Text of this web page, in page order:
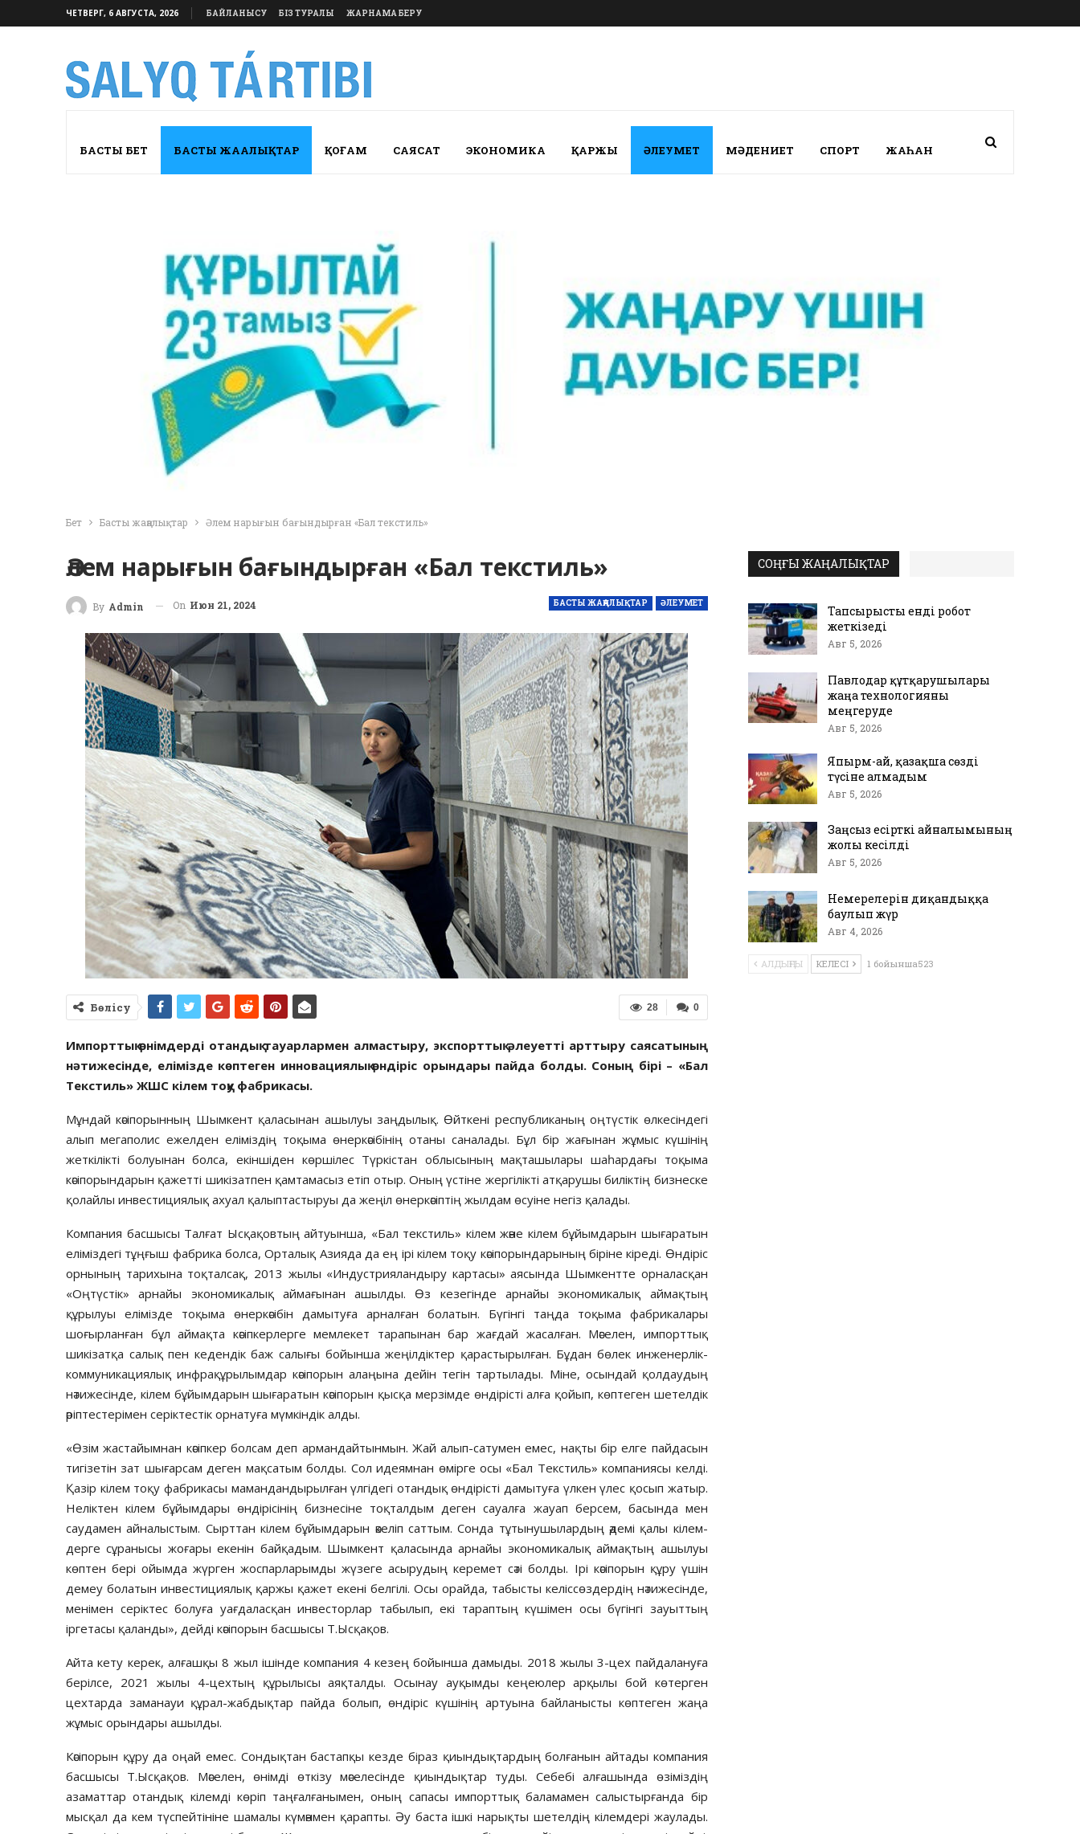
ЧЕТВЕРГ, 6 АВГУСТА, 2026 БАЙЛАНЫСУ БІЗ ТУРАЛЫ ЖАРНАМА БЕРУ
БАСТЫ БЕТ БАСТЫ ЖАҢАЛЫҚТАР ҚОҒАМ САЯСАТ ЭКОНОМИКА ҚАРЖЫ ӘЛЕУМЕТ МӘДЕНИЕТ СПОРТ ЖАҺАН
Бет Басты жаңалықтар Әлем нарығын бағындырған «Бал текстиль»
Әлем нарығын бағындырған «Бал текстиль»
БАСТЫ ЖАҢАЛЫҚТАР ӘЛЕУМЕТ
By Admin On Июн 21, 2024
0
28
Бөлісу
Импорттық өнімдерді отандық тауарлармен алмастыру, экспорт­тық әлеуетті арттыру саясатының
нәтижесінде, елі­мізде көптеген инно­вациялық өндіріс орындары пайда бол­ды. Соның бірі – «Бал
Текстиль» ЖШС кілем тоқу фабрикасы.
Мұндай кәсіпорынның Шымкент қаласынан ашылуы заң­ды­лық. Өйткені республиканың оңтүстік өлкесіндегі
алып мегаполис ежелден еліміздің тоқыма өнеркәсібінің отаны­ сана­лады. Бұл бір жағынан жұмыс күшінің
жеткілікті болуы­­нан болса, екіншіден көршілес Түркістан облысының мақ­та­­­шылары шаһардағы тоқыма
кәсіпорындарын қажетті шикі­затпен қамтамасыз етіп отыр. Оның үстіне жергілікті атқа­рушы биліктің бизнеске
қолайлы инвестициялық ахуал қалып­тас­тыруы да жеңіл өнеркәсіптің жылдам өсуіне негіз қалады.
Компания басшысы Тал­ғат­ Ысқақовтың айтуын­ша, «Бал текстиль» кілем және кілем бұйымдарын шыға­ра­тын
еліміздегі тұңғыш фабрика болса, Орталық Азияда да ең ірі кілем тоқу кәсіпорындарының біріне кіреді. Өндіріс
орнының тарихына тоқталсақ, 2013 жылы «Индустрияландыру картасы» аясында Шымкентте орналасқан
«Оңтүстік» арнайы экономикалық аймағынан ашылды. Өз кезегінде арнайы экономикалық аймақтың
құрылуы елімізде тоқыма өнер­кә­сібін дамытуға арналған болатын. Бүгінгі таңда тоқыма фабрикалары
шоғырланған бұл аймақта кәсіпкерлерге мемлекет тарапынан бар жағдай жасалған. Мәселен, импорттық
шикізатқа салық пен кедендік баж салығы бойынша жеңілдіктер қарастырылған. Бұдан бөлек инженерлік-
коммуникация­лық инфрақұрылымдар кәсіпорын алаңына дейін тегін тартылады. Міне, осындай қолдаудың
нәтижесінде, кілем бұйымдарын шығаратын кәсіпорын қысқа мерзімде өндірісті алға қойып, көптеген шетелдік
әріптестерімен серіктестік орнатуға мүмкіндік алды.
«Өзім жастайымнан кәсіпкер болсам деп армандайтынмын. Жай алып-сатумен емес, нақты бір елге пайдасын
тигізетін зат шығарсам деген мақсатым болды. Сол идеям­нан өмірге осы «Бал Текстиль» компаниясы келді.
Қазір кілем тоқу фабрикасы маман­дандырылған үлгідегі отандық өнді­рісті дамытуға үлкен үлес қосып жатыр.
Неліктен кілем бұйымдары өндірісінің бизнесіне тоқталдым деген сауалға жауап берсем, басында мен
саудамен айналыстым. Сырттан кілем бұйымдарын әкеліп саттым. Сонда тұтынушылардың әдемі қалы кілем­
дерге сұранысы жоғары екенін байқадым. Шымкент қаласында арнайы экономикалық аймақтың ашылуы
көптен бері ойымда жүр­ген жос­парларымды жүзеге асыру­дың керемет сәті болды. Ірі кәсіп­орын құру үшін
демеу болатын инвес­­тиция­лық қаржы қажет екені белгілі. Осы орайда, табысты келіс­сөз­дердің нәтижесінде,
мені­мен серік­­тес болуға уағдаласқан инвес­тор­лар табылып, екі тараптың күші­мен осы бүгінгі зауыттың
іргетасы қала­нды», дейді кәсіпорын басшысы Т.Ысқақов.
Айта кету керек, алғашқы 8 жыл ішінде компания 4 кезең бо­йынша дамыды. 2018 жылы 3-цех пай­­далануға
берілсе, 2021 жылы 4-цехтың құрылысы аяқталды. Осы­нау ауқымды кеңеюлер арқылы бой көтерген
цехтарда заманауи құрал-жабдықтар пайда болып, өндіріс күшінің артуына байланыс­ты көптеген жаңа
жұмыс орындары ашылды.
Кәсіпорын құру да оңай емес. Сондықтан бастапқы кезде біраз қиындықтардың болғанын айтады компания
басшысы Т.Ысқақов. Мәселен, өнімді өткізу мәселесінде қиындықтар туды. Себебі алғашында өзіміздің
азаматтар отандық кілемді көріп таңғалғанымен, оның сапасы импорттық баламамен салыс­тырғанда бір
мысқал да кем түс­пейтініне шамалы күмәнмен қарапты. Әу баста ішкі нарықты шетелдің кілемдері жаулады.
СОҢҒЫ ЖАҢАЛЫҚТАР
Тапсырысты енді робот
жеткізеді
Авг 5, 2026
Павлодар құтқарушылары
жаңа технологияны
меңгеруде
Авг 5, 2026
Япырм-ай, қазақша сөзді
түсіне алмадым
Авг 5, 2026
Заңсыз есірткі айналымының
жолы кесілді
Авг 5, 2026
Немерелерін диқандыққа
баулып жүр
Авг 4, 2026
АЛДЫҢҒЫ КЕЛЕСІ 1 бойынша523